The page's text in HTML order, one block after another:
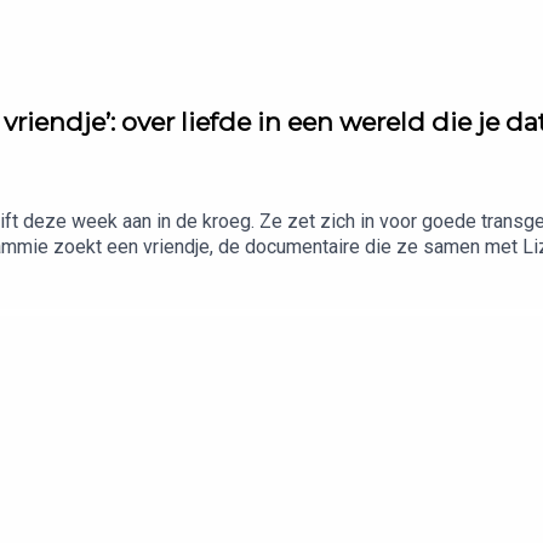
vriendje’: over liefde in een wereld die je
deze week aan in de kroeg. Ze zet zich in voor goede
zoekt een vriendje, de documentaire die ze samen met
in een wereld die haar nog altijd als anders ziet. We
van mij houden? Hoe leer je geloven dat een toekomst
door de Consumentenbond. Probeer het 120 nachten
aflevering voor een verrassingskorting boven op de lopende
Stuur een mailtje naar: Adverteerders (direct):